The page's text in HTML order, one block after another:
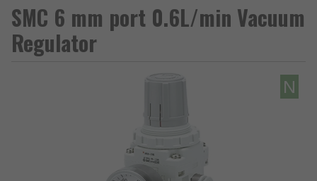
SMC 6 mm port 0.6L/min Vacuum
Regulator
N